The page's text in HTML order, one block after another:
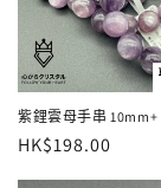
紫鋰雲母手串 10mm+
定
價
HK$198.00